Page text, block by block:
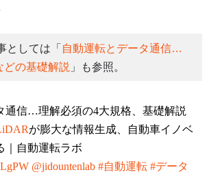
としては「 自動運転とデータ通信…
の基礎解説 」も参照。
通信…理解必須の4大規格、基礎解説
が膨大な情報生成、自動車イノベ
｜自動運転ラボ
@jidountenlab #自動運転 #データ